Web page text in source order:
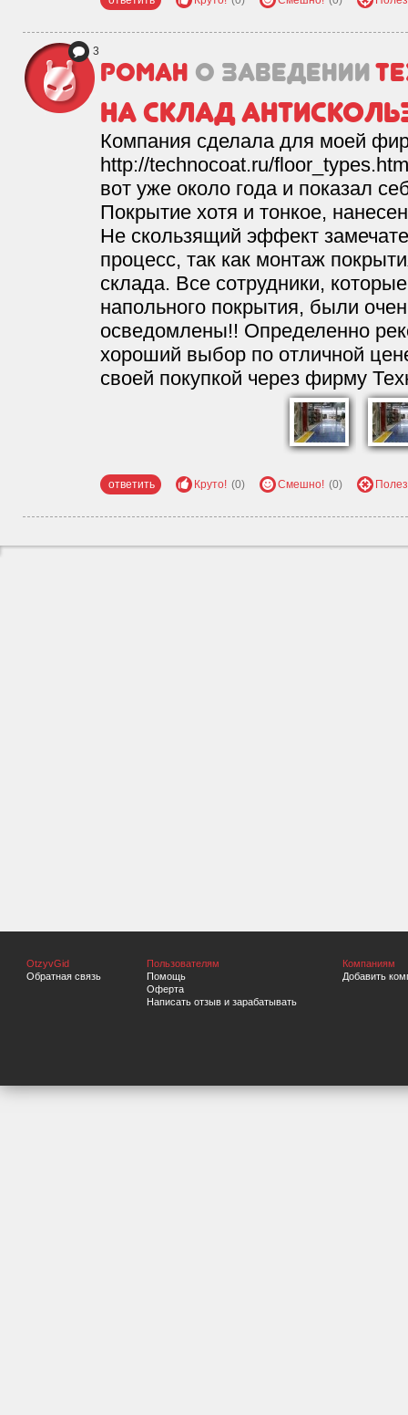
3
Роман о заведении
На склад
Компания сделала для моей
http://technocoat.ru/
вот уже около года и показал
Покрытие хотя и тонкое,
Не скользящий эффект
процесс, так как монтаж
склада. Все сотрудники,
напольного покрытия, были
осведомлены!! Определенно
хороший выбор по отличной
своей покупкой через фирму
ответить Круто! (0) Смешно! (0)
OtzyvGid
Обратная связь
Пользователям
Помощь
Оферта
Написать отзыв и зарабатывать
Компаниям
Добавить